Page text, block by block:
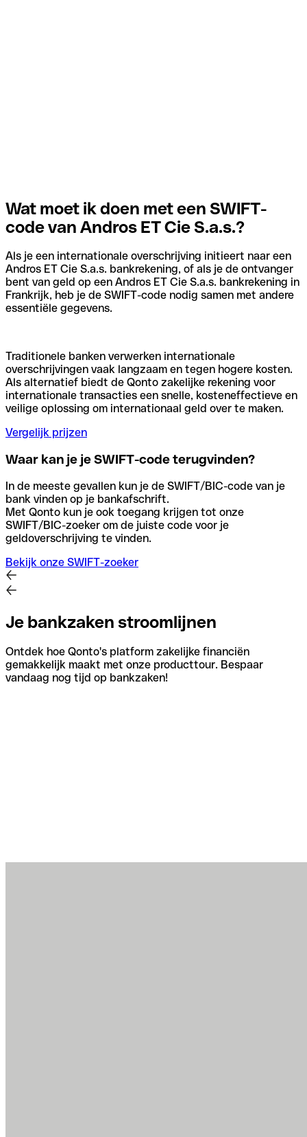
Wat moet ik doen met een SWIFT-
code van Andros ET Cie S.a.s.?
Als je een internationale overschrijving initieert naar een
Andros ET Cie S.a.s. bankrekening, of als je de ontvanger
bent van geld op een Andros ET Cie S.a.s. bankrekening in
Frankrijk, heb je de SWIFT-code nodig samen met andere
essentiële gegevens.
Traditionele banken verwerken internationale
overschrijvingen vaak langzaam en tegen hogere kosten.
Als alternatief biedt de Qonto zakelijke rekening voor
internationale transacties een snelle, kosteneffectieve en
veilige oplossing om internationaal geld over te maken.
Vergelijk prijzen
Waar kan je je SWIFT-code terugvinden?
In de meeste gevallen kun je de SWIFT/BIC-code van je
bank vinden op je bankafschrift.
Met Qonto kun je ook toegang krijgen tot onze
SWIFT/BIC-zoeker om de juiste code voor je
geldoverschrijving te vinden.
Bekijk onze SWIFT-zoeker
Je bankzaken stroomlijnen
Ontdek hoe Qonto's platform zakelijke financiën
gemakkelijk maakt met onze producttour. Bespaar
vandaag nog tijd op bankzaken!